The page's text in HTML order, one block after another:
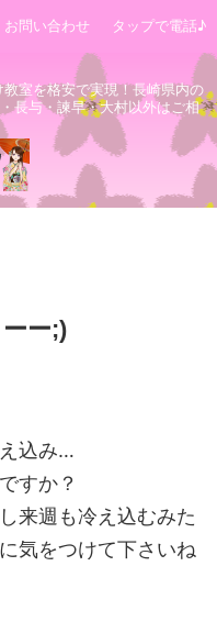
お問い合わせ タップで電話♪
室を格安で実現！長崎県内の
長与・諫早・大村以外はご相
ー;)
込み…
すか？
来週も冷え込むみた
気をつけて下さいね